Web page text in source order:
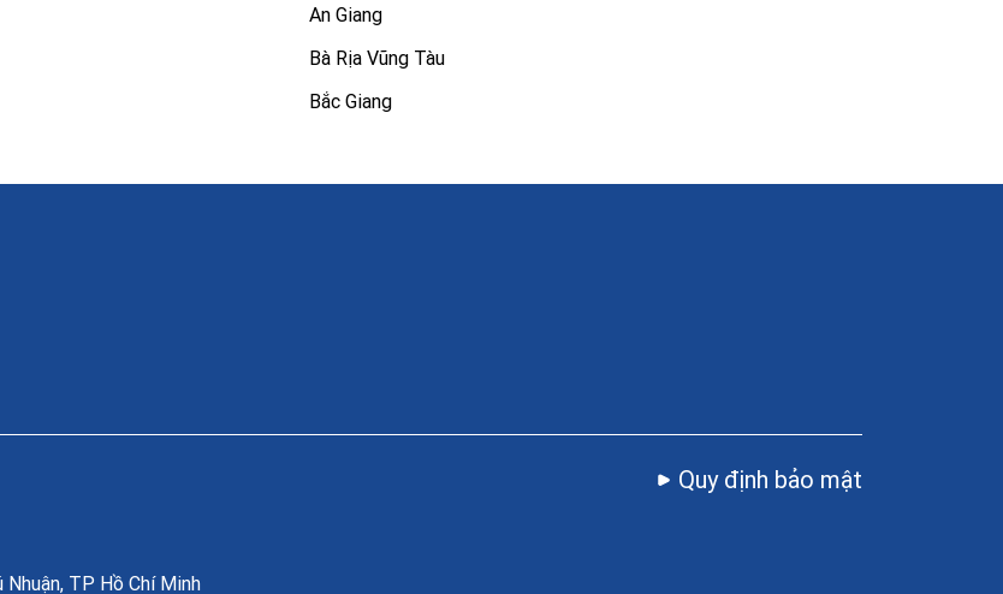
An Giang
Bà Rịa Vũng Tàu
Bắc Giang
TP Hồ Chí Minh
Quy định bảo mật